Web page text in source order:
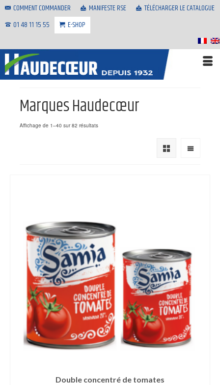
COMMENT COMMANDER MANIFESTE RSE
TÉLÉCHARGER LE CATALOGUE
01 48 11 15 55
E-SHOP
Marques Haudecœur
Affichage de 1–40 sur 82 résultats
Double concentré de tomates